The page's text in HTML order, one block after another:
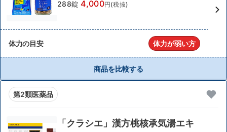
288錠 4,000円(税抜)
体力の目安 体力が弱い方
商品を比較する
第2類医薬品
「クラシエ」漢方桃核承気湯エキ